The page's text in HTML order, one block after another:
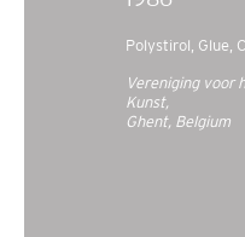
Polystirol Glue
Vereniging voor
Kunst,
Ghent, Belgium